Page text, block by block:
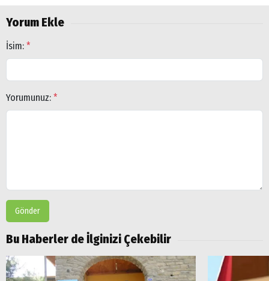
Yorum Ekle
İsim: *
Yorumunuz: *
Gönder
Bu Haberler de İlginizi Çekebilir